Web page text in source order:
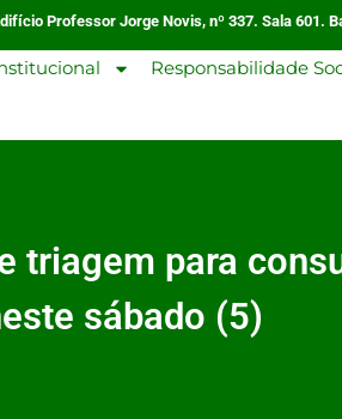
Professor Jorge Novis, nº 337. Sala 601.
Responsabilidade
triagem para
sábado (5)